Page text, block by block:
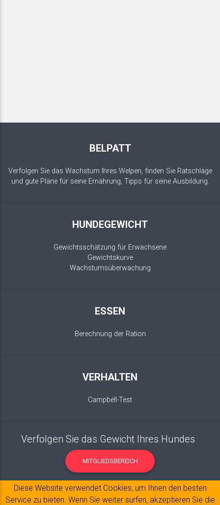
BELPATT
Verfolgen Sie das Wachstum Ihres Welpen, finden Sie Ratschläge
und gute Pläne für seine Ernährung, Tipps für seine Ausbildung.
HUNDEGEWICHT
Gewichtsschätzung für Erwachsene
Gewichtskurve
Wachstumsüberwachung
ESSEN
Berechnung der Ration
VERHALTEN
Campbell-Test
Verfolgen Sie das Gewicht Ihres Hundes
MITGLIEDSBEREICH
Diese Website verwendet Cookies, um Ihnen den besten
Service zu bieten. Wenn Sie weiter surfen, akzeptieren Sie die